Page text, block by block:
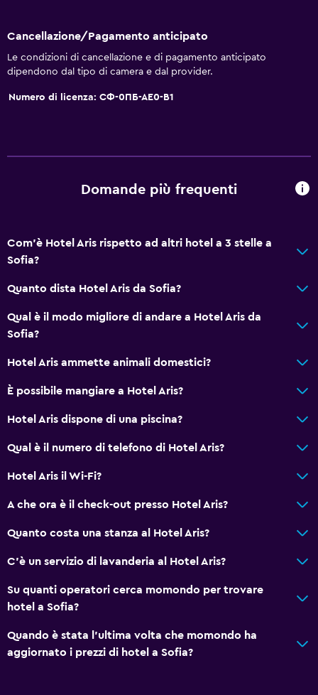
Estintore
Set di cortesia gratuito
Shampoo
Allarme antincendio
Bidoni dei rifiuti
Servizio noleggio auto
Accesso con chiave
Massaggio ai piedi
Check-out veloce
Check-in/check-out privato
Accessibilità
Intera unità accessibile ai disabili
supplementi.
Ascensore
Accessibile in ascensore
Non fumatori
Cuscino non di piume
Piani superiori accessibili in ascensore
Cancellazione/Pagamento anticipato
Le condizioni di cancellazione e di pagamento anticipato
dipendono dal tipo di camera e dal provider.
Numero di licenza: СФ-0ПБ-АЕ0-В1
Domande più frequenti
Com'è Hotel Aris rispetto ad altri hotel a 3 stelle a
Sofia?
Quanto dista Hotel Aris da Sofia?
Qual è il modo migliore di andare a Hotel Aris da
Sofia?
Hotel Aris ammette animali domestici?
È possibile mangiare a Hotel Aris?
Hotel Aris dispone di una piscina?
Qual è il numero di telefono di Hotel Aris?
Hotel Aris il Wi-Fi?
A che ora è il check-out presso Hotel Aris?
Quanto costa una stanza al Hotel Aris?
C'è un servizio di lavanderia al Hotel Aris?
Su quanti operatori cerca momondo per trovare
hotel a Sofia?
Quando è stata l'ultima volta che momondo ha
aggiornato i prezzi di hotel a Sofia?